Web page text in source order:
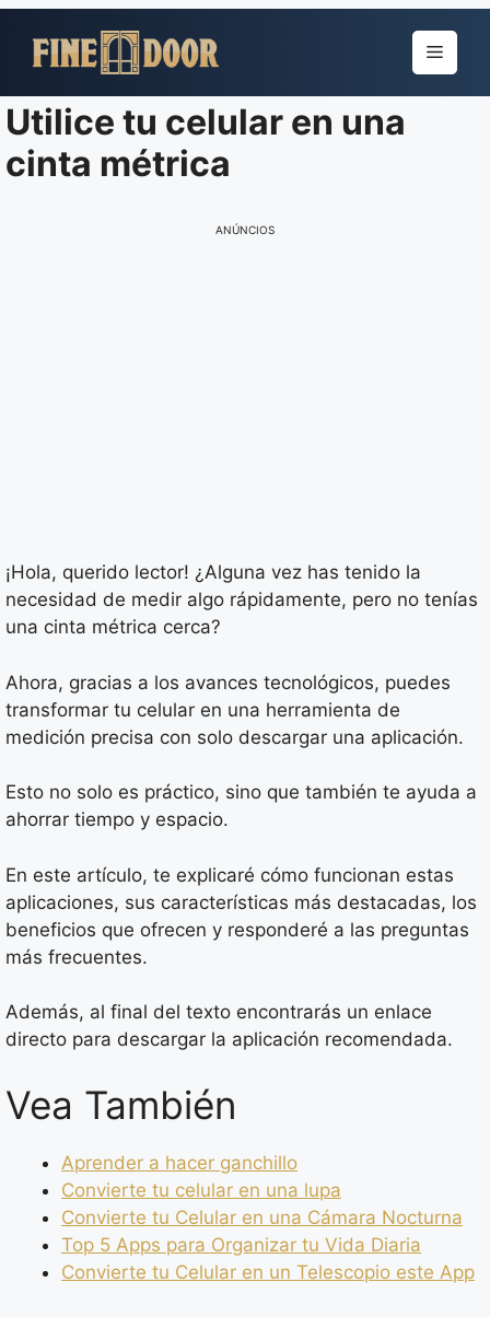
para
conteúdo
Menu
Utilice tu celular en una
cinta métrica
ANÚNCIOS
¡Hola, querido lector! ¿Alguna vez has tenido la
necesidad de medir algo rápidamente, pero no tenías
una cinta métrica cerca?
Ahora, gracias a los avances tecnológicos, puedes
transformar tu celular en una herramienta de
medición precisa con solo descargar una aplicación.
Esto no solo es práctico, sino que también te ayuda a
ahorrar tiempo y espacio.
En este artículo, te explicaré cómo funcionan estas
aplicaciones, sus características más destacadas, los
beneficios que ofrecen y responderé a las preguntas
más frecuentes.
Además, al final del texto encontrarás un enlace
directo para descargar la aplicación recomendada.
Vea También
Aprender a hacer ganchillo
Convierte tu celular en una lupa
Convierte tu Celular en una Cámara Nocturna
Top 5 Apps para Organizar tu Vida Diaria
Convierte tu Celular en un Telescopio este App